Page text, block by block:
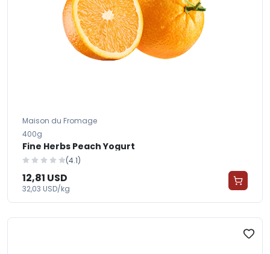
Maison du Fromage
400g
Fine Herbs Peach Yogurt
(4.1)
12,81 USD
32,03 USD/kg